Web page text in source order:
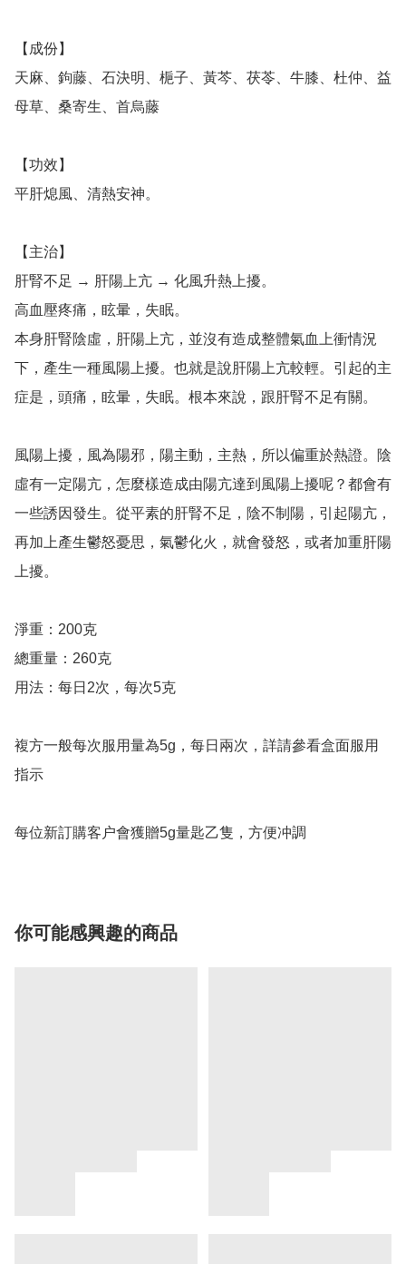
【成份】
天麻、鉤藤、石決明、梔子、黃芩、茯苓、牛膝、杜仲、益
母草、桑寄生、首烏藤
【功效】
平肝熄風、清熱安神。
【主治】
肝腎不足 → 肝陽上亢 → 化風升熱上擾。
高血壓疼痛，眩暈，失眠。
本身肝腎陰虛，肝陽上亢，並沒有造成整體氣血上衝情況
下，產生一種風陽上擾。也就是說肝陽上亢較輕。引起的主
症是，頭痛，眩暈，失眠。根本來說，跟肝腎不足有關。
風陽上擾，風為陽邪，陽主動，主熱，所以偏重於熱證。陰
虛有一定陽亢，怎麼樣造成由陽亢達到風陽上擾呢？都會有
一些誘因發生。從平素的肝腎不足，陰不制陽，引起陽亢，
再加上產生鬱怒憂思，氣鬱化火，就會發怒，或者加重肝陽
上擾。
淨重：200克
總重量：260克
用法：每日2次，每次5克
複方一般每次服用量為5g，每日兩次，詳請參看盒面服用
指示
你可能感興趣的商品